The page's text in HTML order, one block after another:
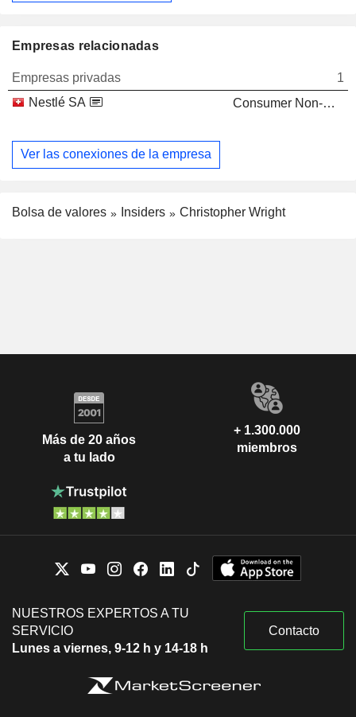
Empresas relacionadas
Empresas privadas
1
Nestlé SA
Consumer Non-Durables
Ver las conexiones de la empresa
Bolsa de valores Insiders Christopher Wright
Más de 20 años
a tu lado
+ 1.300.000
miembros
NUESTROS EXPERTOS A TU
SERVICIO
Lunes a viernes, 9-12 h y 14-18 h
Contacto